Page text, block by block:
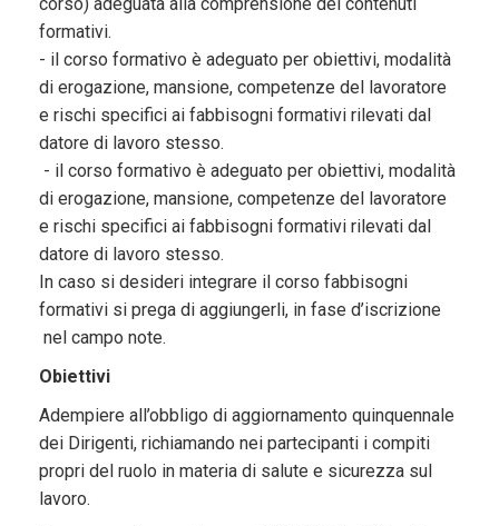
formativi.
- il corso formativo è adeguato per obiettivi, modalità
di erogazione, mansione, competenze del lavoratore
e rischi specifici ai fabbisogni formativi rilevati dal
datore di lavoro stesso.
- il corso formativo è adeguato per obiettivi, modalità
di erogazione, mansione, competenze del lavoratore
e rischi specifici ai fabbisogni formativi rilevati dal
datore di lavoro stesso.
In caso si desideri integrare il corso fabbisogni
formativi si prega di aggiungerli, in fase d’iscrizione
nel campo note.
Obiettivi
Adempiere all’obbligo di aggiornamento quinquennale
dei Dirigenti, richiamando nei partecipanti i compiti
propri del ruolo in materia di salute e sicurezza sul
lavoro.